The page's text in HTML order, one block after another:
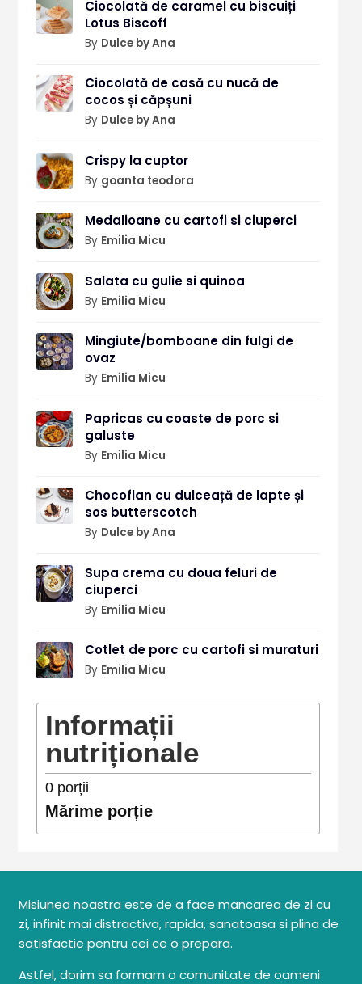
Ciocolată de caramel cu biscuiți
Lotus Biscoff
By Dulce by Ana
Ciocolată de casă cu nucă de
cocos și căpșuni
By Dulce by Ana
Crispy la cuptor
By goanta teodora
Medalioane cu cartofi si ciuperci
By Emilia Micu
Salata cu gulie si quinoa
By Emilia Micu
Mingiute/bomboane din fulgi de
ovaz
By Emilia Micu
Papricas cu coaste de porc si
galuste
By Emilia Micu
Chocoflan cu dulceață de lapte și
sos butterscotch
By Dulce by Ana
Supa crema cu doua feluri de
ciuperci
By Emilia Micu
Cotlet de porc cu cartofi si muraturi
By Emilia Micu
Informații
nutriționale
0porții
Mărime porție
Misiunea noastra este de a face mancarea de zi cu
zi, infinit mai distractiva, rapida, sanatoasa si plina de
satisfactie pentru cei ce o prepara.
Astfel, dorim sa formam o comunitate de oameni